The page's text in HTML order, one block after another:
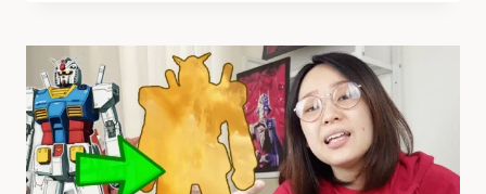
–
PROJECT
RX
78
EPISODE